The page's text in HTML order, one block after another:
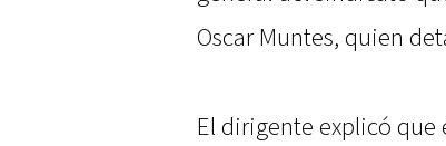
Oscar Muntes, quien
El dirigente explicó